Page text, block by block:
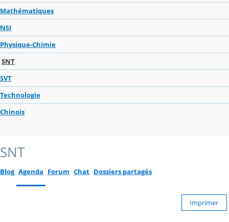
Mathématiques
NSI
Physique-Chimie
SNT
SVT
Technologie
Chinois
SNT
Blog Agenda Forum Chat Dossiers partagés
Imprimer